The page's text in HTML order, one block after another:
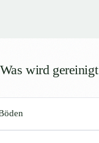
Was wird gereinigt